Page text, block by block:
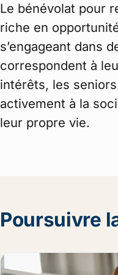
Le bénévolat pour
riche en
s’engageant dans
correspondent à
intérêts, les
activement à la
leur propre vie.
Poursuivre